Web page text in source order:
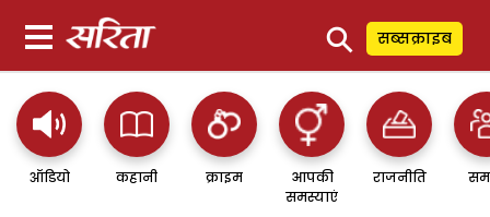
⚲ सब्सक्राइब
ऑडियो कहानी क्राइम
आपकी
समस्याएं
राजनीति